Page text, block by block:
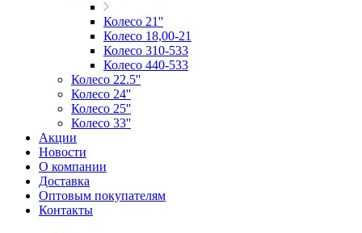
Колесо 21''
Колесо 18,00-21
Колесо 310-533
Колесо 440-533
Колесо 22.5''
Колесо 24''
Колесо 25''
Колесо 33''
Акции
Новости
О компании
Доставка
Оптовым покупателям
Контакты